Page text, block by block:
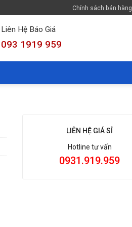
Chính sách bán hàng
Liên Hệ Báo Giá
093 1919 959
LIÊN HỆ GIÁ SỈ
Hotline tư vấn
0931.919.959